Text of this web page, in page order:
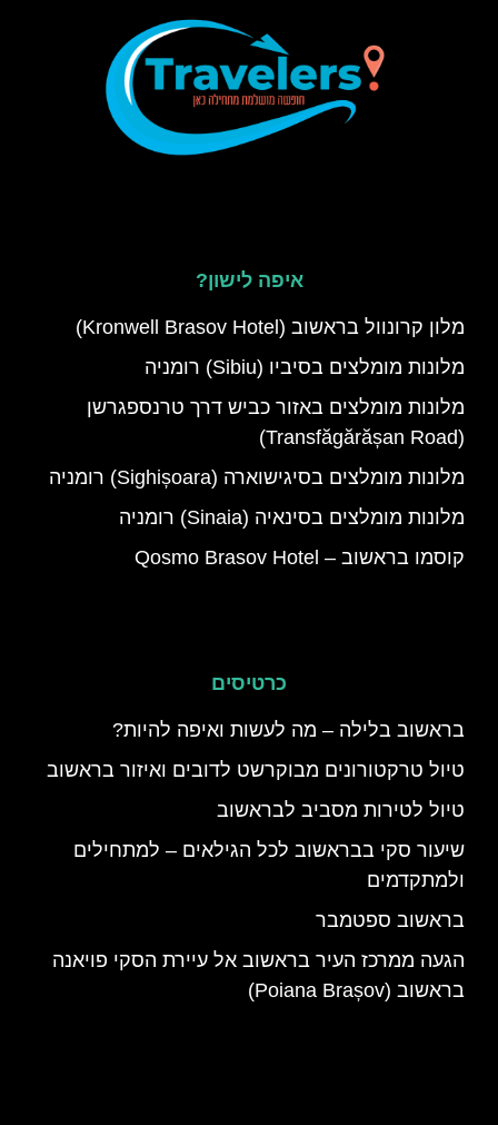
איפה לישון?
מלון קרונוול בראשוב (Kronwell Brasov Hotel)
מלונות מומלצים בסיביו (Sibiu) רומניה
מלונות מומלצים באזור כביש דרך טרנספגרשן
(Transfăgărășan Road)
מלונות מומלצים בסיגישוארה (Sighișoara) רומניה
מלונות מומלצים בסינאיה (Sinaia) רומניה
קוסמו בראשוב – Qosmo Brasov Hotel
כרטיסים
בראשוב בלילה – מה לעשות ואיפה להיות?
טיול טרקטורונים מבוקרשט לדובים ואיזור בראשוב
טיול לטירות מסביב לבראשוב
שיעור סקי בבראשוב לכל הגילאים – למתחילים
ולמתקדמים
בראשוב ספטמבר
הגעה ממרכז העיר בראשוב אל עיירת הסקי פויאנה
בראשוב (Poiana Brașov)